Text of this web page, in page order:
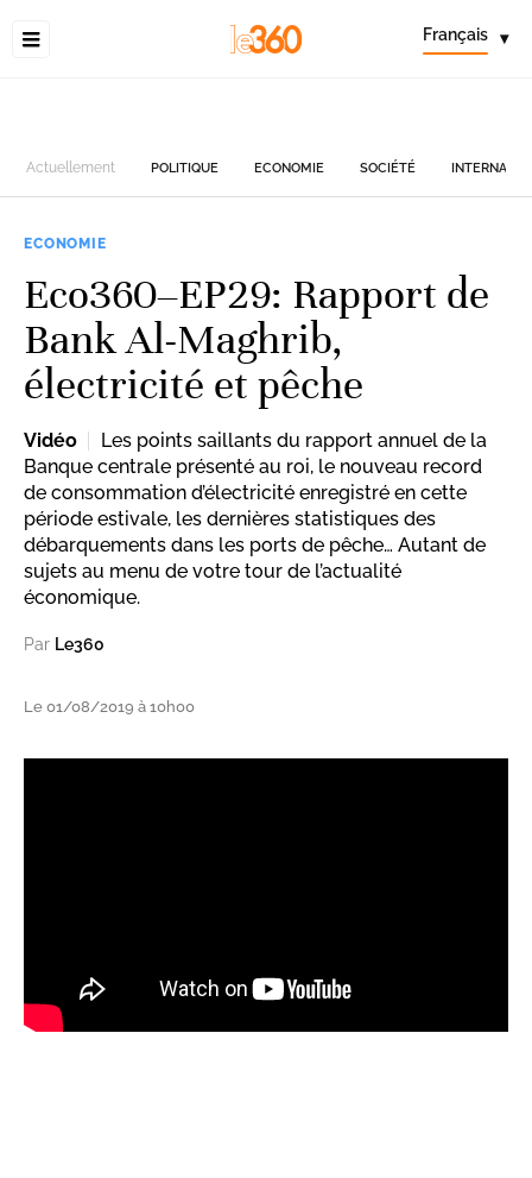
Français ▾
Actuellement POLITIQUE ECONOMIE SOCIÉTÉ
ECONOMIE
Eco360–EP29: Rapport de
Bank Al-Maghrib,
électricité et pêche
Vidéo
Les points saillants du rapport annuel de la
Banque centrale présenté au roi, le nouveau record
de consommation d’électricité enregistré en cette
période estivale, les dernières statistiques des
débarquements dans les ports de pêche… Autant de
sujets au menu de votre tour de l’actualité
économique.
Par Le360
Le 01/08/2019 à 10h00